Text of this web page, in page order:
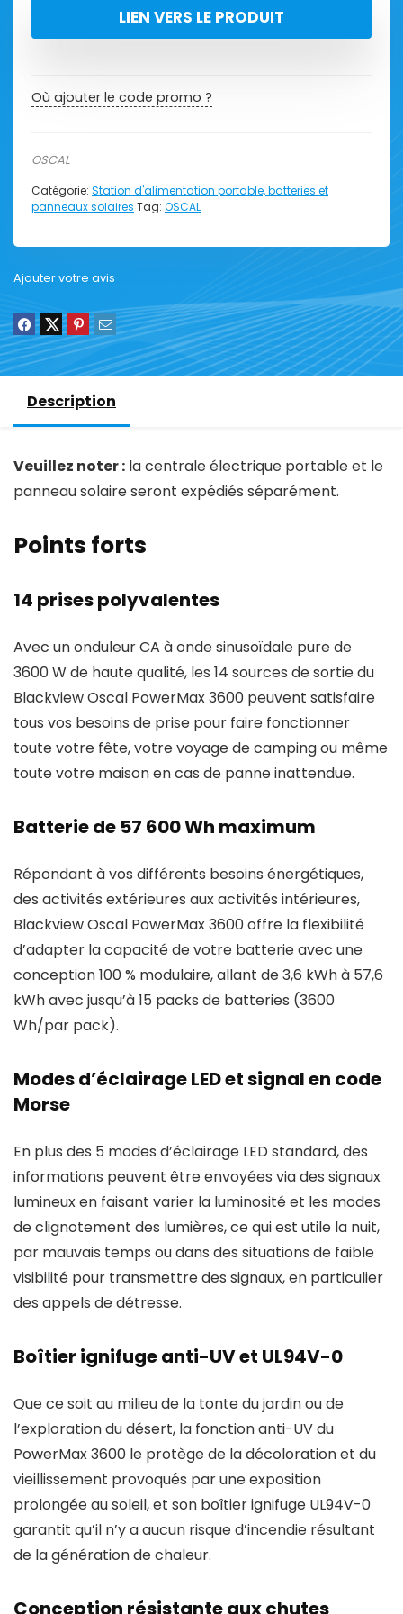
LIEN VERS LE PRODUIT
Où ajouter le code promo ?
OSCAL
Catégorie: Station d'alimentation portable, batteries et
panneaux solaires Tag: OSCAL
Ajouter votre avis
Description
Veuillez noter : la centrale électrique portable et le
panneau solaire seront expédiés séparément.
Points forts
14 prises polyvalentes
Avec un onduleur CA à onde sinusoïdale pure de
3600 W de haute qualité, les 14 sources de sortie du
Blackview Oscal PowerMax 3600 peuvent satisfaire
tous vos besoins de prise pour faire fonctionner
toute votre fête, votre voyage de camping ou même
toute votre maison en cas de panne inattendue.
Batterie de 57 600 Wh maximum
Répondant à vos différents besoins énergétiques,
des activités extérieures aux activités intérieures,
Blackview Oscal PowerMax 3600 offre la flexibilité
d’adapter la capacité de votre batterie avec une
conception 100 % modulaire, allant de 3,6 kWh à 57,6
kWh avec jusqu’à 15 packs de batteries (3600
Wh/par pack).
Modes d’éclairage LED et signal en code
Morse
En plus des 5 modes d’éclairage LED standard, des
informations peuvent être envoyées via des signaux
lumineux en faisant varier la luminosité et les modes
de clignotement des lumières, ce qui est utile la nuit,
par mauvais temps ou dans des situations de faible
visibilité pour transmettre des signaux, en particulier
des appels de détresse.
Boîtier ignifuge anti-UV et UL94V-0
Que ce soit au milieu de la tonte du jardin ou de
l’exploration du désert, la fonction anti-UV du
PowerMax 3600 le protège de la décoloration et du
vieillissement provoqués par une exposition
prolongée au soleil, et son boîtier ignifuge UL94V-0
garantit qu’il n’y a aucun risque d’incendie résultant
de la génération de chaleur.
Conception résistante aux chutes